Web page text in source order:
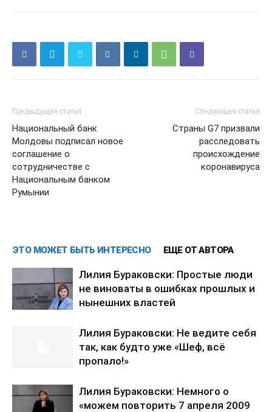
Предыдущая статья
Национальный банк
Молдовы подписал новое
соглашение о
сотрудничестве с
Национальным банком
Румынии
Следующая статья
Страны G7 призвали
расследовать
происхождение
коронавируса
ЭТО МОЖЕТ БЫТЬ ИНТЕРЕСНО ЕЩЕ ОТ АВТОРА
Лилия Бураковски: Простые люди
не виноваты в ошибках прошлых и
нынешних властей
Лилия Бураковски: Не ведите себя
так, как будто уже «Шеф, всё
пропало!»
Лилия Бураковски: Немного о
«можем повторить 7 апреля 2009